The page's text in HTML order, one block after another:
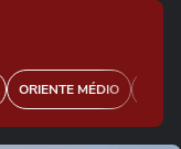
ORIENTE MÉDIO